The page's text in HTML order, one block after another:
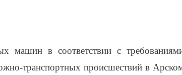
машин в соответствии с
транспортных происшествий в